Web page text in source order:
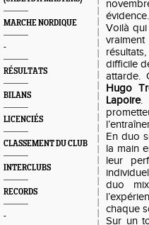
MARCHE NORDIQUE
-
RÉSULTATS
BILANS
LICENCIÉS
CLASSEMENT DU CLUB
INTERCLUBS
RECORDS
-
Voilà
difficile
attarde.
Hugo
Lapoire.
En duo
la main
leur
duo
chaque
Sur un